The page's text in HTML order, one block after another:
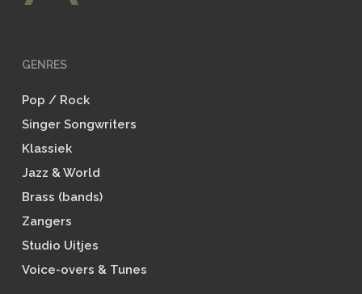
GENRES
Pop / Rock
Singer Songwriters
Klassiek
Jazz & World
Brass (bands)
Zangers
Studio Uitjes
Voice-overs & Tunes